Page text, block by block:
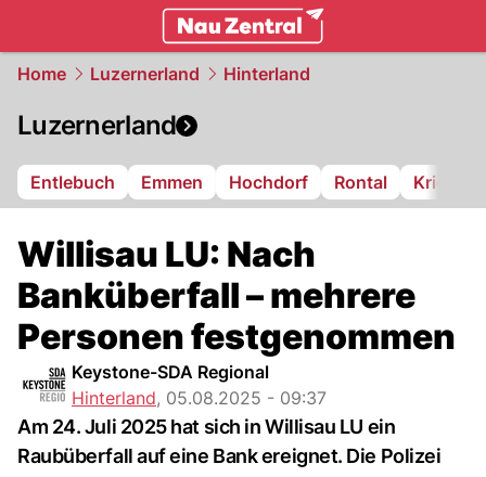
Home Luzernerland Hinterland
Luzernerland
Entlebuch Emmen Hochdorf Rontal Kriens
Willisau LU: Nach
Banküberfall – mehrere
Personen festgenommen
Keystone-SDA Regional
Hinterland, 05.08.2025 - 09:37
Am 24. Juli 2025 hat sich in Willisau LU ein
Raubüberfall auf eine Bank ereignet. Die Polizei